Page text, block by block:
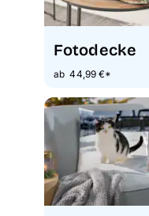
Fotodecke
ab 44,99 €*